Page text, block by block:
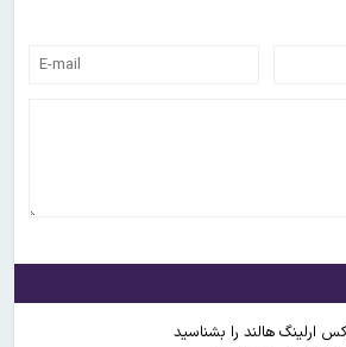
ارلینگ هالند را بشناسید